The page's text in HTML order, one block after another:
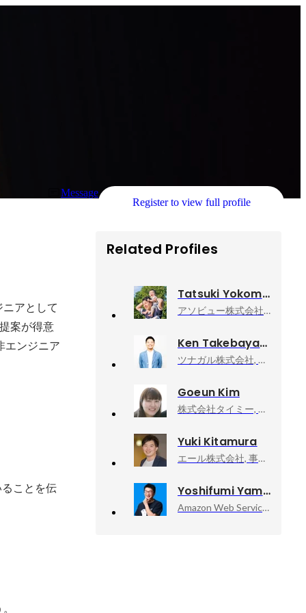
Message
Register to view full profile
アとして
案が得意
エンジニア
ことを伝
Related Profiles
Tatsuki Yokomine
アソビュー株式会社, 上級執行役員CPO、マーケットプレイスカンパニーCEO
Ken Takebayashi
ツナガル株式会社, 福岡支社長／エグゼクティブプロデューサー
Goeun Kim
株式会社タイミー, 執行役員事業統括
Yuki Kitamura
エール株式会社, 事業開発
Yoshifumi Yamaguchi
Amazon Web Services, Inc., Senior Developer Advocate